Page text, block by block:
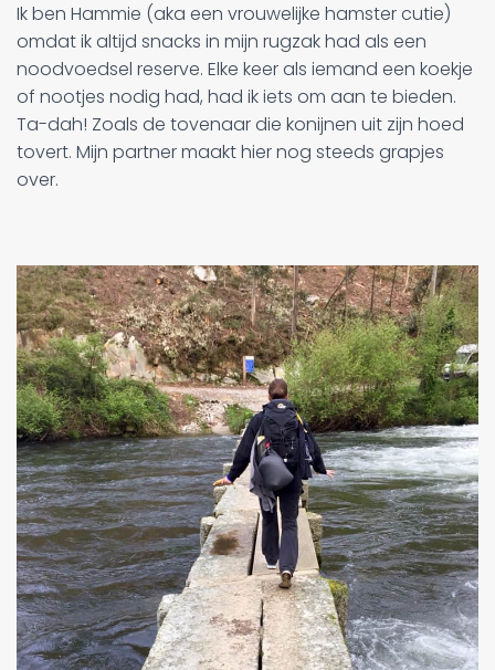
Ik ben Hammie (aka een vrouwelijke hamster cutie)
omdat ik altijd snacks in mijn rugzak had als een
noodvoedsel reserve. Elke keer als iemand een koekje
of nootjes nodig had, had ik iets om aan te bieden.
Ta-dah! Zoals de tovenaar die konijnen uit zijn hoed
tovert. Mijn partner maakt hier nog steeds grapjes
over.